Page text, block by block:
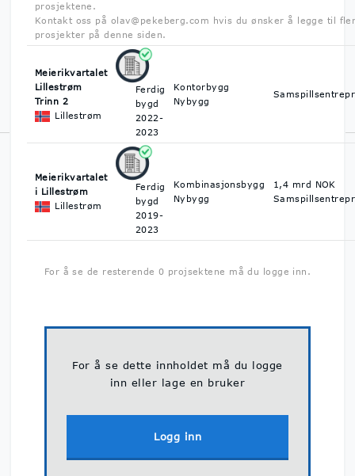
prosjektene.
Kontakt oss på olav@pekeberg.com hvis du ønsker å legge til
prosjekter på denne siden.
Meierikvartalet
Lillestrøm
Trinn 2
Lillestrøm
Ferdig
bygd
2022-
2023
Kontorbygg
Nybygg
Meierikvartalet
i Lillestrøm
Lillestrøm
Ferdig
bygd
2019-
2023
Kombinasjonsbygg
Nybygg
1,4 mrd NOK
For å se de resterende 0 projsektene må du logge inn.
For å se dette innholdet må du logge
inn eller lage en bruker
Logg inn
Norsk Byggedata er Norges største prosjektdatabase med
oversikt over byggeprosjekter. Vi hjelper deg å finne ut hva som
skal bygges, når det skal bygges og hvem du kan kontakte på
byggeprosjektene.Personvern & GDPR